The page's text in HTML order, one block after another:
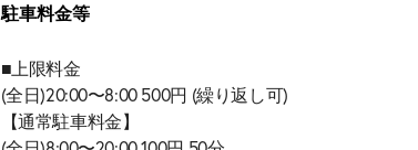
駐車料金等
■上限料金
(全日)20:00〜8:00 500円 (繰り返し可)
【通常駐車料金】